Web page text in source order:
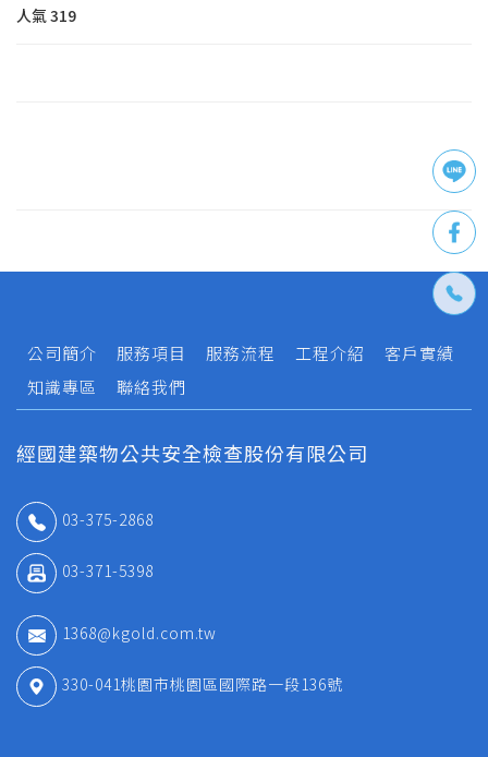
人氣319
公司簡介 服務項目 服務流程 工程介紹
客戶實績
知識專區
聯絡我們
經國建築物公共安全檢查股份有限公司
03-375-2868
03-371-5398
1368@kgold.com.tw
330-041桃園市桃園區國際路一段136號